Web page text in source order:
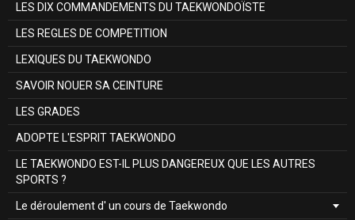
LES DIX COMMANDEMENTS DU TAEKWONDOÏSTE
LES REGLES DE COMPETITION
LEXIQUES DU TAEKWONDO
SAVOIR NOUER SA CEINTURE
LES GRADES
ADOPTE L'ESPRIT TAEKWONDO
LE TAEKWONDO EST-IL PLUS DANGEREUX QUE LES AUTRES
SPORTS ?
Le déroulement d' un cours de Taekwondo